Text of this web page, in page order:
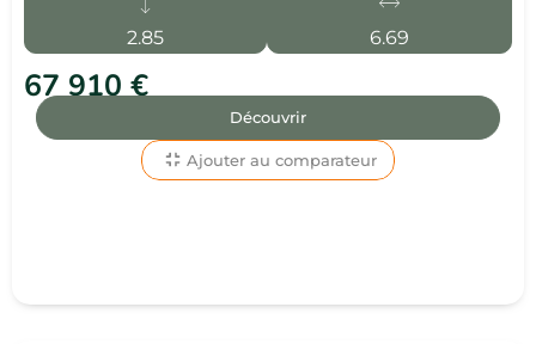
2.85 6.69
67 910 €
Découvrir
Ajouter au comparateur